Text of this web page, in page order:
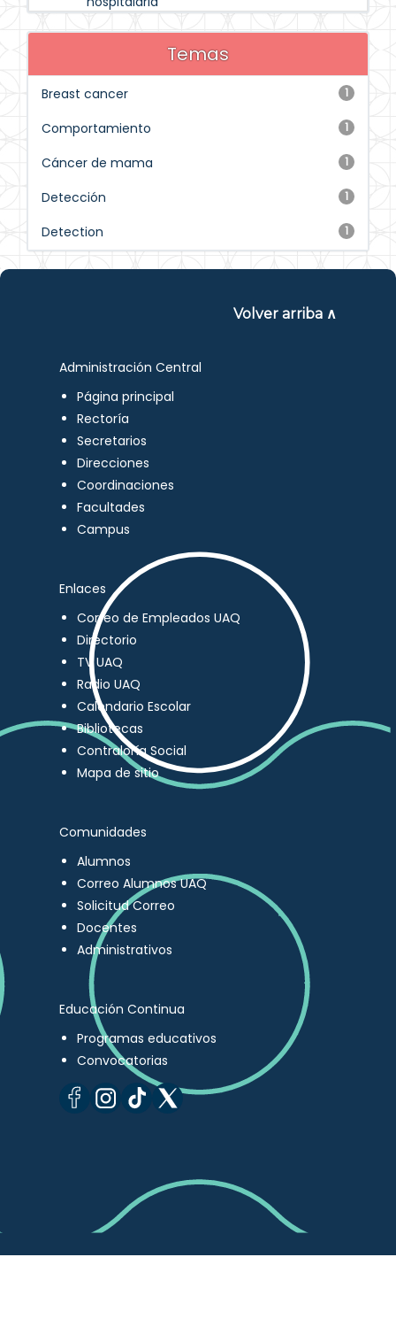
Temas
1
Breast cancer
1
Comportamiento
1
Cáncer de mama
1
Detección
1
Detection
Volver arriba ∧
Administración Central
Página principal
Rectoría
Secretarios
Direcciones
Coordinaciones
Facultades
Campus
Enlaces
Correo de Empleados UAQ
Directorio
TV UAQ
Radio UAQ
Calendario Escolar
Bibliotecas
Contraloría Social
Mapa de sitio
Comunidades
Alumnos
Correo Alumnos UAQ
Solicitud Correo
Docentes
Administrativos
Educación Continua
Programas educativos
Convocatorias